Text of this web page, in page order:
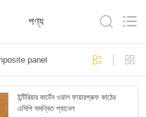
পণ্য
panel
ইন্টিরিয়ার কার্টেন ওয়াল ফায়ারপ্রুফ কাঠের
এসিপি সমন্বিত প্যানেল